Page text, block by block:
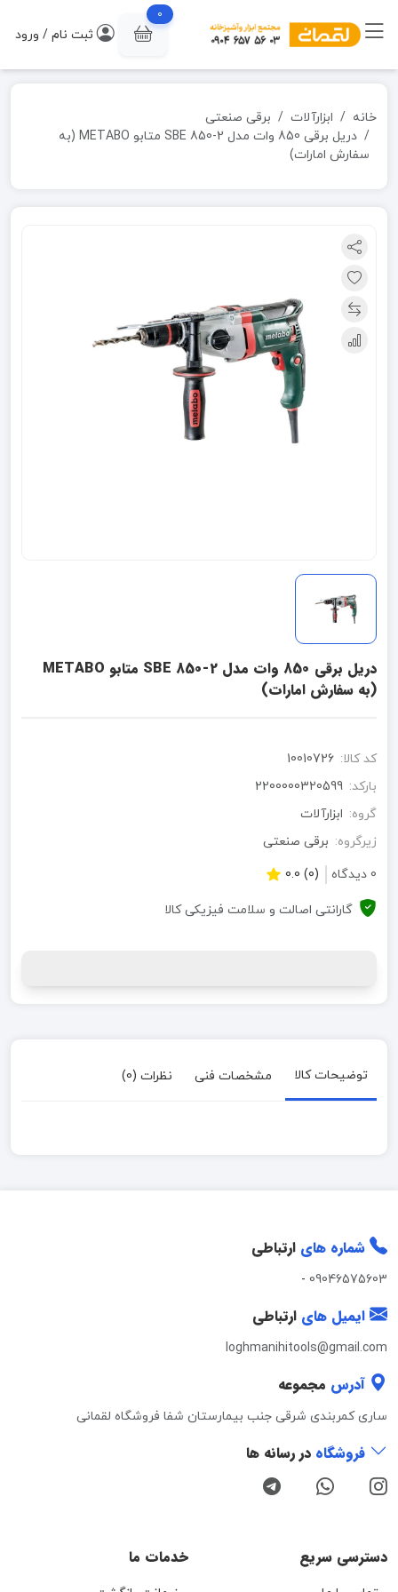
0
ثبت نام / ورود
خانه ابزارآلات
برقی صنعتی
دریل برقی 850 وات مدل SBE 850-2 متابو METABO (به
سفارش امارات)
دریل برقی 850 وات مدل SBE 850-2 متابو METABO
(به سفارش امارات)
کد کالا: 10010726
بارکد: 2200000320599
گروه: ابزارآلات
زیرگروه: برقی صنعتی
0 دیدگاه
(0) 0.0
گارانتی اصالت و سلامت فیزیکی کالا
توضیحات کالا مشخصات فنی نظرات (0)
شماره های ارتباطی
09046575603
-
ایمیل های ارتباطی
loghmanihitools@gmail.com
آدرس مجموعه
ساری کمربندی شرقی جنب بیمارستان شفا فروشگاه لقمانی
فروشگاه در رسانه ها
دسترسی سریع خدمات ما